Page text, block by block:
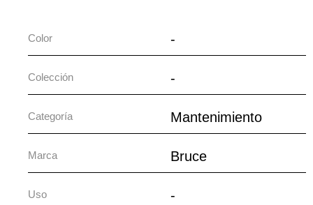
Color -
Colección -
Categoría Mantenimiento
Marca Bruce
Uso -